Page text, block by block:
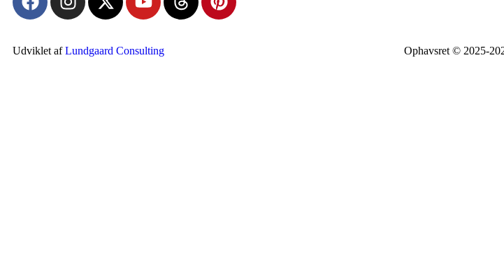
Udviklet afLundgaard Consulting Ophavsret © 2025-